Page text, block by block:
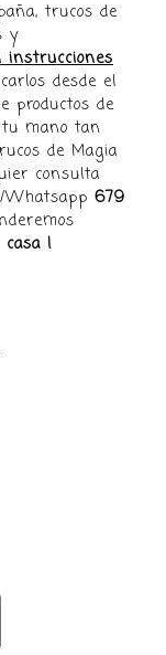
trucos de
y
instrucciones
desde el
productos de
mano tan
de Magia
consulta
Whatsapp 679
casa !